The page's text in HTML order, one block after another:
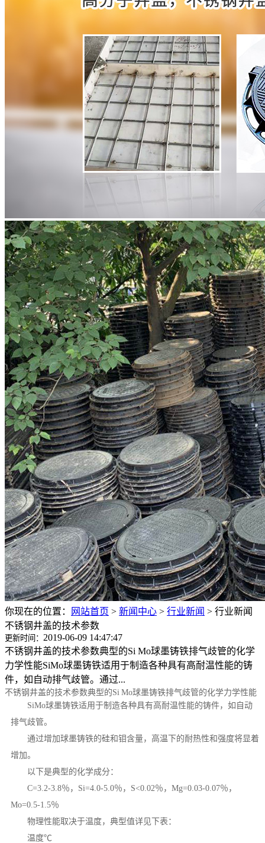
你现在的位置： 网站首页 > 新闻中心 > 行业新闻 > 行业新闻
不锈钢井盖的技术参数
更新时间： 2019-06-09 14:47:47
不锈钢井盖的技术参数典型的Si Mo球墨铸铁排气歧管的化学
力学性能SiMo球墨铸铁适用于制造各种具有高耐温性能的铸
件，如自动排气歧管。通过...
不锈钢井盖的技术参数典型的Si Mo球墨铸铁排气歧管的化学力学性能
SiMo球墨铸铁适用于制造各种具有高耐温性能的铸件，如自动
排气歧管。
通过增加球墨铸铁的硅和钼含量，高温下的耐热性和强度将显着
增加。
以下是典型的化学成分：
C=3.2-3.8％，Si=4.0-5.0％，S<0.02％，Mg=0.03-0.07％，
Mo=0.5-1.5％
物理性能取决于温度，典型值详见下表：
温度℃